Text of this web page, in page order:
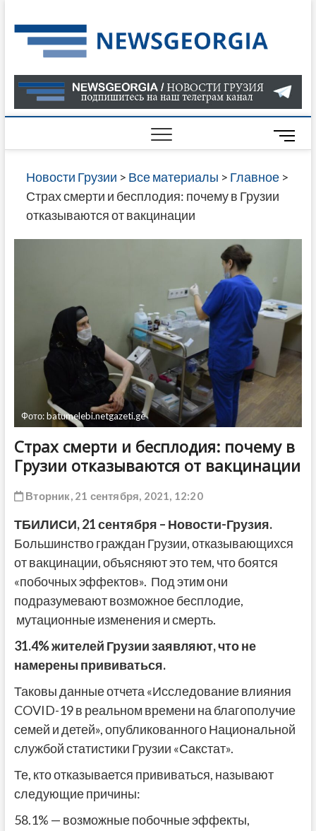
to
content
О
В
ГРУЗИИ
САЙТЕ
M
e
n
n
Новости Грузии > Все материалы > Главное>
Страх смерти и бесплодия: почему в Грузии
отказываются от вакцинации
Фото: batumelebi.netgazeti.ge
Страх смерти и бесплодия: почему в
Грузии отказываются от вакцинации
Вторник, 21 сентября, 2021, 12:20
ТБИЛИСИ,21 сентября – Новости-Грузия.
Большинство граждан Грузии, отказывающихся
от вакцинации, объясняют это тем, что боятся
«побочных эффектов». Под этим они
подразумевают возможное бесплодие,
мутационные изменения и смерть.
31.4% жителей Грузии заявляют, что не
намерены прививаться.
Таковы данные отчета «Исследование влияния
COVID-19 в реальном времени на благополучие
семей и детей», опубликованного Национальной
службой статистики Грузии «Сакстат».
Те, кто отказывается прививаться, называют
следующие причины:
58.1% — возможные побочные эффекты,